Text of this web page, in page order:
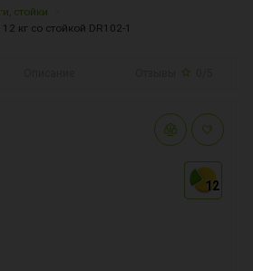
стойки
кг cо стойкой DR102-1
12
12